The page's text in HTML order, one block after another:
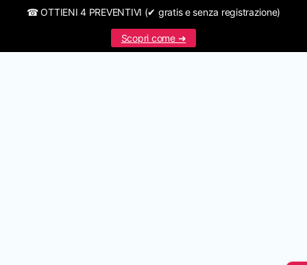
☎ OTTIENI 4 PREVENTIVI (✔ gratis e senza registrazione)
Scopri come ➜